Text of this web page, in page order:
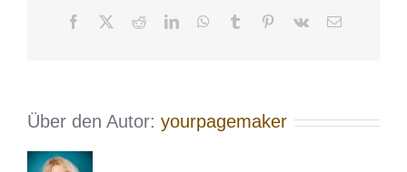
Facebook RedditLinkedInWhatsApp
Tumblr Pinterest
Vk
E-
Über den Autor: yourpagemaker